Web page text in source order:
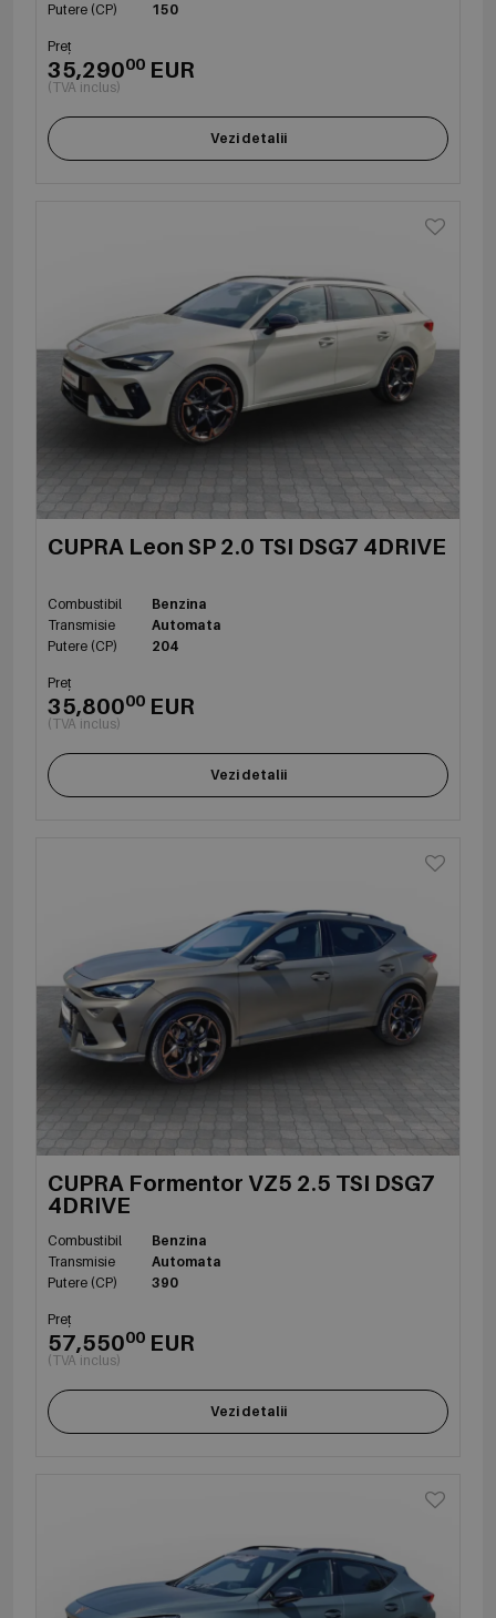
Putere (CP) 150
Preț
35,29000 EUR
(TVA inclus)
Vezi detalii
CUPRA Leon SP 2.0 TSI DSG7 4DRIVE
Combustibil
Benzina
Transmisie
Automata
Putere (CP)
204
Preț
35,80000 EUR
(TVA inclus)
Vezi detalii
CUPRA Formentor VZ5 2.5 TSI DSG7
4DRIVE
Combustibil
Benzina
Transmisie
Automata
Putere (CP)
390
Preț
57,55000 EUR
(TVA inclus)
Vezi detalii